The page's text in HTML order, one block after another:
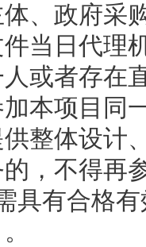
、政府采
当日代理
或者存在
本项目同
整体设计
，不得再
具有合格